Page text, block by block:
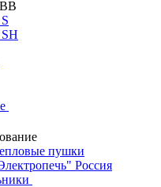
пушки
Россия